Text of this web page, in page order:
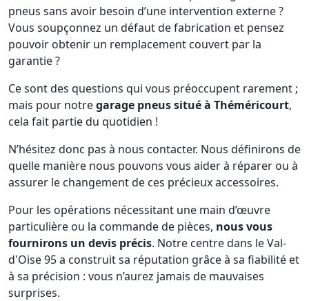
pneus sans avoir besoin d’une intervention externe ?
Vous soupçonnez un défaut de fabrication et pensez
pouvoir obtenir un remplacement couvert par la
garantie ?
Ce sont des questions qui vous préoccupent rarement ;
mais pour notregarage pneus situé à Théméricourt,
cela fait partie du quotidien !
N’hésitez donc pas à nous contacter. Nous définirons de
quelle manière nous pouvons vous aider à réparer ou à
assurer le changement de ces précieux accessoires.
Pour les opérations nécessitant une main d’œuvre
particulière ou la commande de pièces, nous vous
fournirons un devis précis. Notre centre dans le Val-
d'Oise 95 a construit sa réputation grâce à sa fiabilité et
à sa précision : vous n’aurez jamais de mauvaises
surprises.